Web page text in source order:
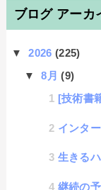
ブログ アーカ
▼2026(225)
▼8月(9)
[技術書
インターネ
生きる
継続の